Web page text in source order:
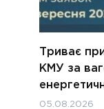
Триває
КМУ за
05.08.2026